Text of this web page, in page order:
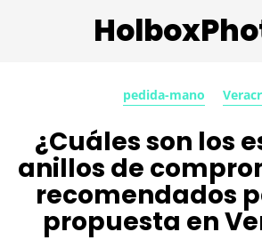
pedida-mano
¿Cuáles son los
anillos de
recomendados
propuesta en